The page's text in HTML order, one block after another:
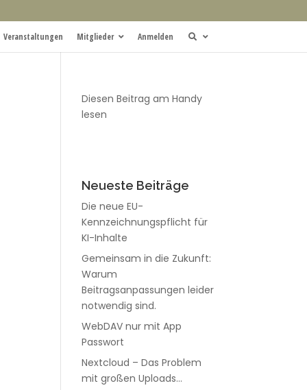
Veranstaltungen Mitglieder Anmelden
Diesen Beitrag am Handy
lesen
Neueste Beiträge
Die neue EU-
Kennzeichnungspflicht für
KI-Inhalte
Gemeinsam in die Zukunft:
Warum
Beitragsanpassungen leider
notwendig sind.
WebDAV nur mit App
Passwort
Nextcloud – Das Problem
mit großen Uploads…